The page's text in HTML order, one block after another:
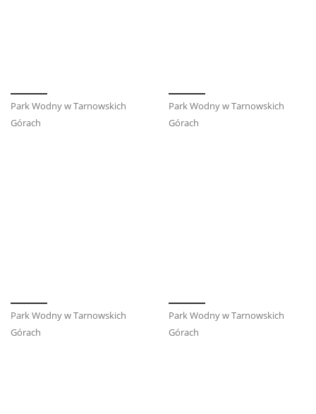
Park Wodny w Tarnowskich
Górach
Park Wodny w Tarnowskich
Górach
Park Wodny w Tarnowskich
Górach
Park Wodny w Tarnowskich
Górach